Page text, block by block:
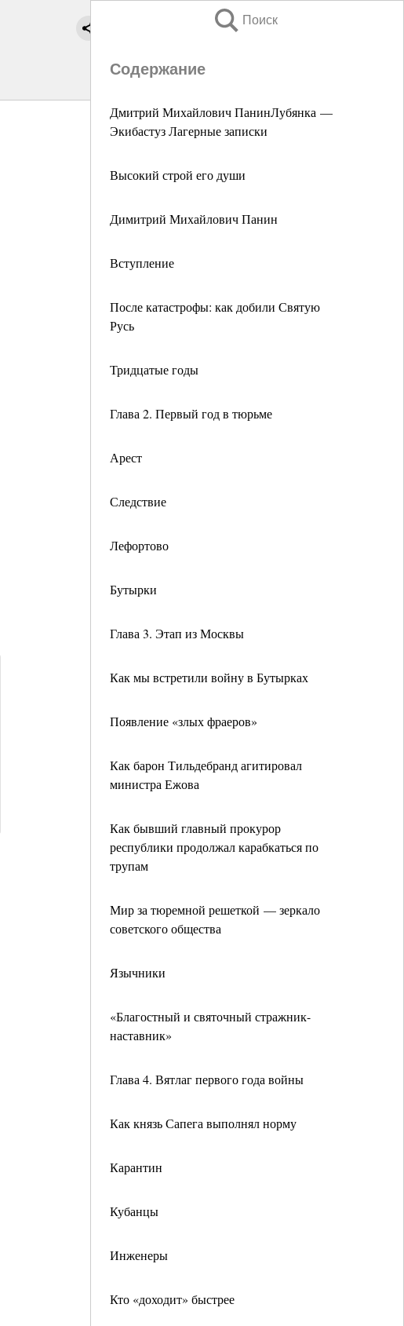
Поиск
Содержание
Дмитрий Михайлович ПанинЛубянка —
Экибастуз Лагерные записки
Высокий строй его души
Димитрий Михайлович Панин
Вступление
После катастрофы: как добили Святую
Русь
Тридцатые годы
Глава 2. Первый год в тюрьме
Арест
Следствие
Лефортово
Бутырки
Глава 3. Этап из Москвы
Как мы встретили войну в Бутырках
Появление «злых фраеров»
Как барон Тильдебранд агитировал
министра Ежова
Как бывший главный прокурор
республики продолжал карабкаться по
трупам
Мир за тюремной решеткой — зеркало
советского общества
Язычники
«Благостный и святочный стражник-
наставник»
Глава 4. Вятлаг первого года войны
Как князь Сапега выполнял норму
Карантин
Кубанцы
Инженеры
Кто «доходит» быстрее